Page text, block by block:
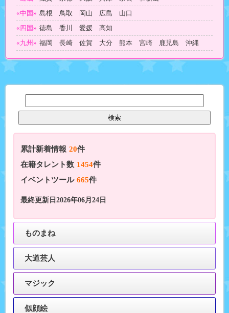
«中国» 島根 鳥取 岡山 広島 山口
«四国» 徳島 香川 愛媛 高知
«九州» 福岡 長崎 佐賀 大分 熊本 宮崎 鹿児島 沖縄
累計新着情報 20件
在籍タレント数 1454件
イベントツール 665件
最終更新日2026年06月24日
ものまね
大道芸人
マジック
似顔絵